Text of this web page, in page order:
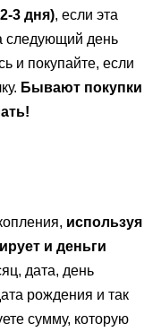
3 дня), если эта
следующий день
и покупайте, если
Бывают покупки
используя
и деньги
дата, день
рождения и так
сумму, которую